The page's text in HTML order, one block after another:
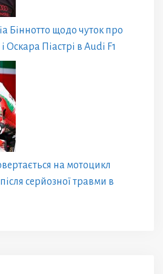
Біннотто щодо чуток про
Оскара Піастрі в Audi F1
на мотоцикл
серйозної травми в